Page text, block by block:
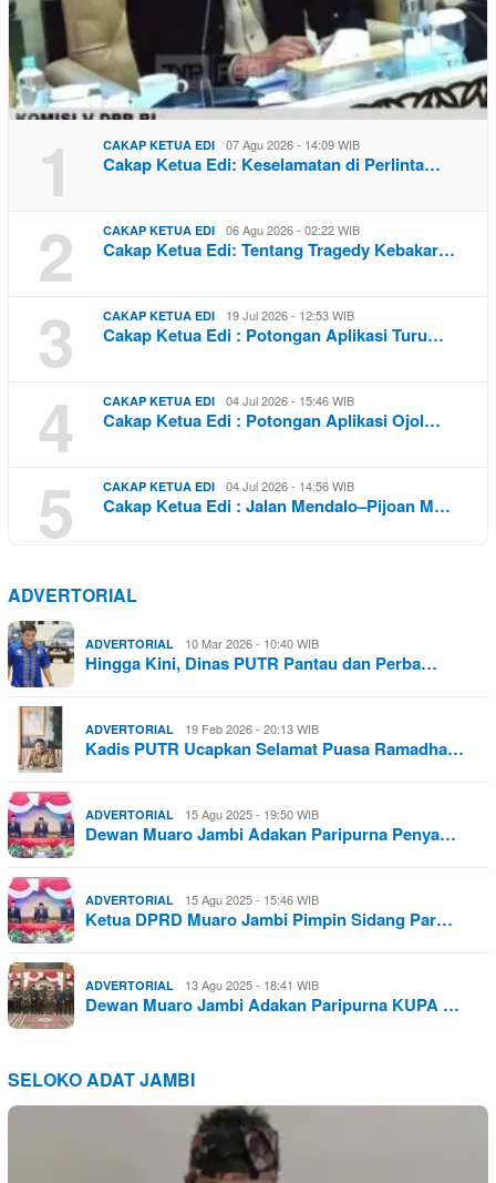
1 CAKAP KETUA EDI 07 Agu 2026 - 14:09 WIB
Cakap Ketua Edi: Keselamatan di Perlinta…
2 CAKAP KETUA EDI 06 Agu 2026 - 02:22 WIB
Cakap Ketua Edi: Tentang Tragedy Kebakar…
3 CAKAP KETUA EDI 19 Jul 2026 - 12:53 WIB
Cakap Ketua Edi : Potongan Aplikasi Turu…
4 CAKAP KETUA EDI 04 Jul 2026 - 15:46 WIB
Cakap Ketua Edi : Potongan Aplikasi Ojol…
5 CAKAP KETUA EDI 04 Jul 2026 - 14:56 WIB
Cakap Ketua Edi : Jalan Mendalo–Pijoan M…
ADVERTORIAL
ADVERTORIAL 10 Mar 2026 - 10:40 WIB
Hingga Kini, Dinas PUTR Pantau dan Perba…
ADVERTORIAL 19 Feb 2026 - 20:13 WIB
Kadis PUTR Ucapkan Selamat Puasa Ramadha…
ADVERTORIAL 15 Agu 2025 - 19:50 WIB
Dewan Muaro Jambi Adakan Paripurna Penya…
ADVERTORIAL 15 Agu 2025 - 15:46 WIB
Ketua DPRD Muaro Jambi Pimpin Sidang Par…
ADVERTORIAL 13 Agu 2025 - 18:41 WIB
Dewan Muaro Jambi Adakan Paripurna KUPA …
SELOKO ADAT JAMBI